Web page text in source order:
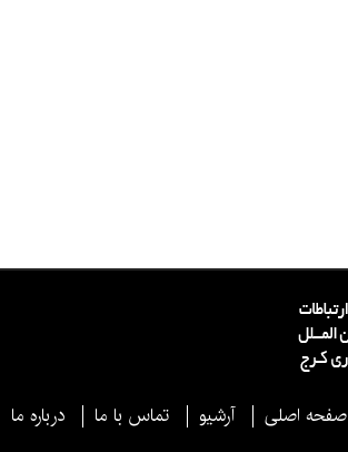
صفحه اصلی آرشیو تماس با ما درباره ما